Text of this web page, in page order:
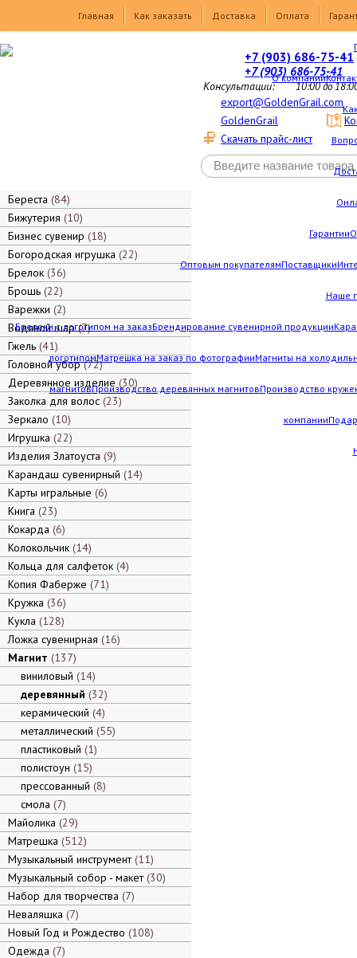
Главная
Как заказать Доставка Оплата
О компании
Гарантии
Оптовым покупателямПоставщики
Наше
Брелоки с логотипом на заказБрендирование сувенирной продукции
логотипомМатрешка на заказ по фотографииМагниты на
магнитовПроизводство деревянных магнитовПроизводство
компании
+7 (903) 686-75-41
+7 (903) 686-75-41
Консультации: 10:00 до
export@GoldenGrail.com
GoldenGrail
Скачать прайс-лист
Береста 84
Бижутерия 10
Бизнес сувенир 18
Богородская игрушка 22
Брелок 36
Брошь 22
Варежки 2
Водяной шар 7
Гжель 41
Головной убор 72
Деревянное изделие 30
Заколка для волос 23
Зеркало 10
Игрушка 22
Изделия Златоуста 9
Карандаш сувенирный 14
Карты игральные 6
Книга 23
Кокарда 6
Колокольчик 14
Кольца для салфеток 4
Копия Фаберже 71
Кружка 36
Кукла 128
Ложка сувенирная 16
Магнит 137
виниловый 14
деревянный 32
керамический 4
металлический 55
пластиковый 1
полистоун 15
прессованный 8
смола 7
Майолика 29
Матрешка 512
Музыкальный инструмент 11
Музыкальный собор - макет 30
Набор для творчества 7
Неваляшка 7
Новый Год и Рождество 108
Одежда 7